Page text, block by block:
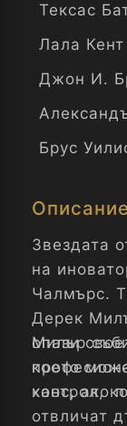
Тексас
Лала Кент
Джон И.
Брус
Описание
Звездата
на
Чалмърс.
Дерек
опази
което
хаос, ако
Милър
контрол,
отвличат